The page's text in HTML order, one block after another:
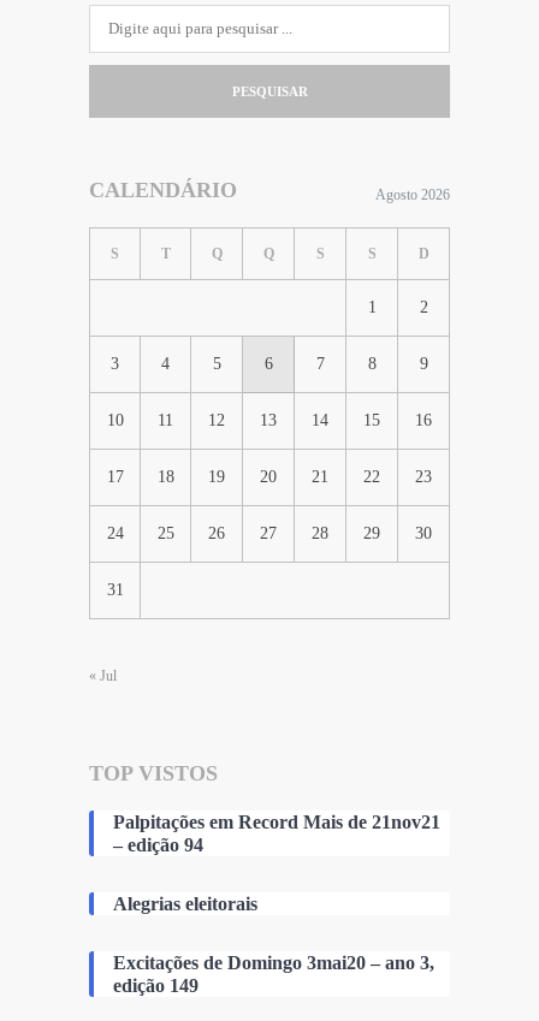
PESQUISAR
CALENDÁRIO Agosto 2026
S T Q Q S S D
1 2
3 4 5 6 7 8 9
10 11 12 13 14 15 16
17 18 19 20 21 22 23
24 25 26 27 28 29 30
31
« Jul
TOP VISTOS
Palpitações em Record Mais de 21nov21
– edição 94
Alegrias eleitorais
Excitações de Domingo 3mai20 – ano 3,
edição 149